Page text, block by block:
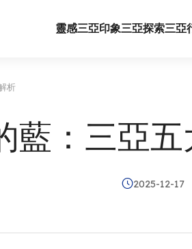
靈感三亞印象三亞探索三亞
析
藍：三亞
2025-12-17